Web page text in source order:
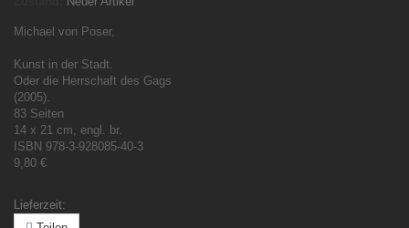
Michael von Poser,
Kunst in der Stadt.
Oder die Herrschaft des Gags
(2005).
83 Seiten
14 x 21 cm, engl. br.
ISBN 978-3-928085-40-3
9,80 €
Lieferzeit: